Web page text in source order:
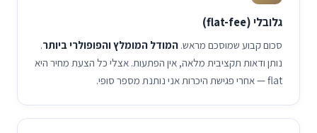
גלובלי (flat-fee)
סכום קבוע שמוסכם מראש. המודל המומלץ והפופולרי ביותר.
נותן ודאות תקציבית מלאה, אין הפתעות. אצלי כל הצעת מחיר היא
flat — אחרי פגישת היכרות אני נותנת מספר סופי.